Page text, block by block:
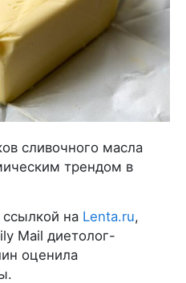
сливочного масла
трендом в
ссылкой на Lenta.ru,
Mail диетолог-
оценила